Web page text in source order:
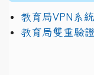
教育局VPN系統
教育局雙重驗